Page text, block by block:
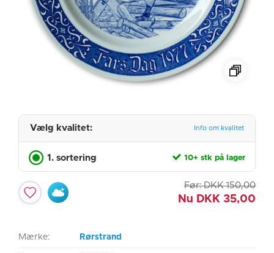
Vælg kvalitet: Info om kvalitet
1. sortering 10+ stk på lager
Før: DKK 150,00
Nu DKK 35,00
Mærke: Rørstrand